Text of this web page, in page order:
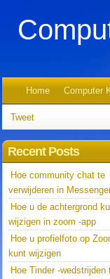
Home Computer
Tweet
Recent Posts
Hoe community chat te
verwijderen in
Hoe u de achtergrond
wijzigen in zoom -app
Hoe u profielfoto op
kunt wijzigen
Hoe Tinder -wedstrijden